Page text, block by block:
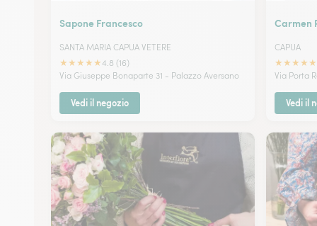
Sapone Francesco
SANTA MARIA CAPUA VETERE
★★★★★4.8 (16)
Via Giuseppe Bonaparte 31 - Palazzo Aversano
Vedi il negozio
Carmen
CAPUA
★★★★★
Via Porta
Vedi il